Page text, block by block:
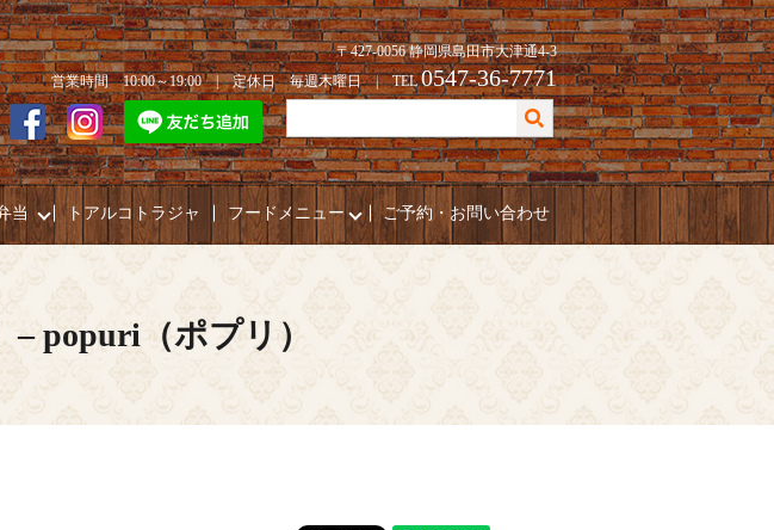
〒427-0056 静岡県島田市大津通4-3
営業時間 10:00～19:00 | 定休日 毎週木曜日 | TEL0547-36-7771
当 トアルコトラジャ フードメニュー ご予約・お問い合わせ
popuri（ポプリ）